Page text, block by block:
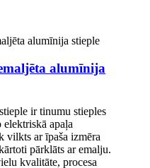
alumīnija
ir tinumu stieples
elektriskā apaļa
vilkts ar īpaša izmēra
pārklāts ar emalju.
kvalitāte, procesa